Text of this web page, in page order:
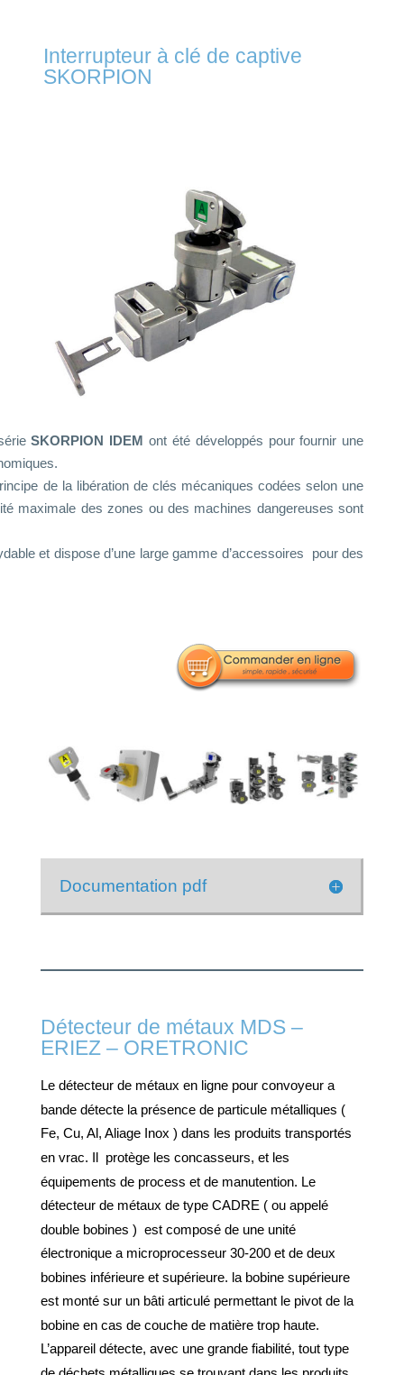
Interrupteur à clé de captive
SKORPION
SKORPION IDEM ont été développés pour fournir une
de la libération de clés mécaniques codées selon une
maximale des zones ou des machines dangereuses sont
et dispose d’une large gamme d’accessoires pour des
Documentation pdf
Détecteur de métaux MDS –
ERIEZ – ORETRONIC
Le détecteur de métaux en ligne pour convoyeur a
bande détecte la présence de particule métalliques (
Fe, Cu, Al, Aliage Inox ) dans les produits transportés
en vrac. Il protège les concasseurs, et les
équipements de process et de manutention. Le
détecteur de métaux de type CADRE ( ou appelé
double bobines ) est composé de une unité
électronique a microprocesseur 30-200 et de deux
bobines inférieure et supérieure. la bobine supérieure
est monté sur un bâti articulé permettant le pivot de la
bobine en cas de couche de matière trop haute.
L’appareil détecte, avec une grande fiabilité, tout type